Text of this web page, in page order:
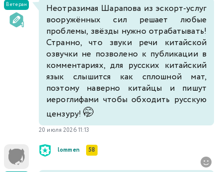
Ветеран
Неотразимая Шарапова из эскорт-услуг
вооружённых сил решает любые
проблемы, звёзды нужно отрабатывать!
Странно, что звуки речи китайской
озвучки не позволено к публикации в
комментариях, для русских китайский
язык слышится как сплошной мат,
поэтому наверно китайцы и пишут
иероглифами чтобы обходить русскую
цензуру!🤭
20 июля 2026 11:13
lommen 58